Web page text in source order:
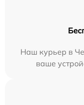
Наш курьер в
ваше